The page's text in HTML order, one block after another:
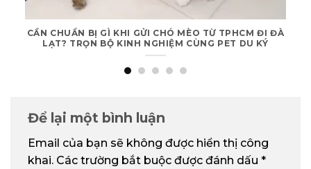
CẦN CHUẨN BỊ GÌ KHI GỬI CHÓ MÈO TỪ TPHCM ĐI ĐÀ
LẠT? TRỌN BỘ KINH NGHIỆM CÙNG PET DU KÝ
Để lại một bình luận
Email của bạn sẽ không được hiển thị công
khai. Các trường bắt buộc được đánh dấu *